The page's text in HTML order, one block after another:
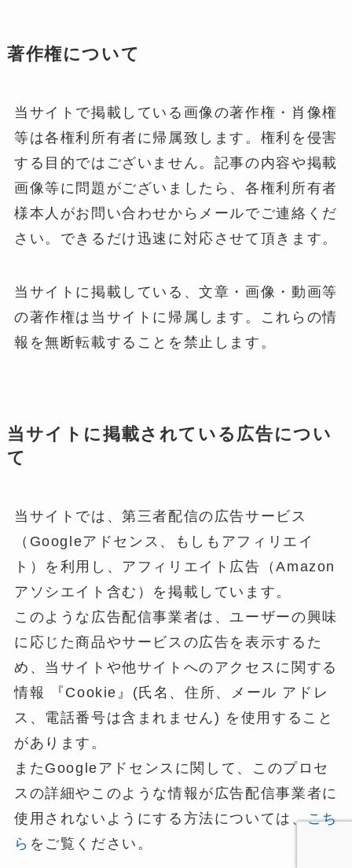
著作権について
当サイトで掲載している画像の著作権・肖像権
等は各権利所有者に帰属致します。権利を侵害
する目的ではございません。記事の内容や掲載
画像等に問題がございましたら、各権利所有者
様本人がお問い合わせからメールでご連絡くだ
さい。できるだけ迅速に対応させて頂きます。
当サイトに掲載している、文章・画像・動画等
の著作権は当サイトに帰属します。これらの情
報を無断転載することを禁止します。
当サイトに掲載されている広告につい
て
当サイトでは、第三者配信の広告サービス
（Googleアドセンス、もしもアフィリエイ
ト）を利用し、アフィリエイト広告（Amazon
アソシエイト含む）を掲載しています。
このような広告配信事業者は、ユーザーの興味
に応じた商品やサービスの広告を表示するた
め、当サイトや他サイトへのアクセスに関する
情報 『Cookie』(氏名、住所、メール アドレ
ス、電話番号は含まれません) を使用すること
があります。
またGoogleアドセンスに関して、このプロセ
スの詳細やこのような情報が広告配信事業者に
使用されないようにする方法については、こち
ら をご覧ください。